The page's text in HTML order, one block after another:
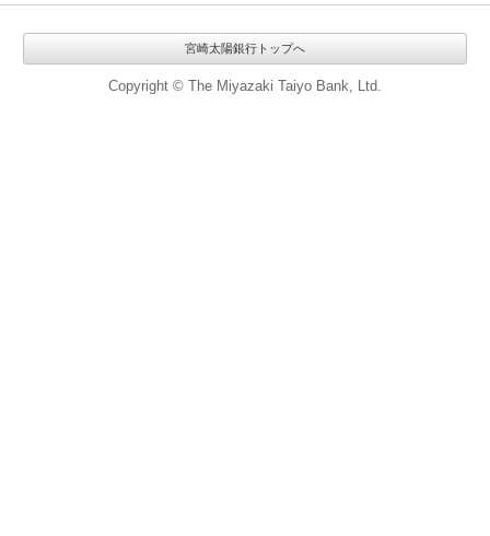
宮崎太陽銀行トップへ
Copyright © The Miyazaki Taiyo Bank, Ltd.